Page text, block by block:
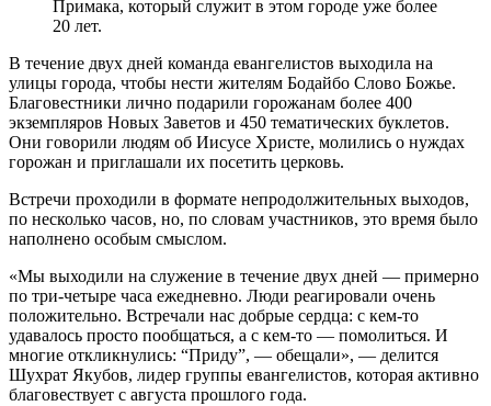
Примака, который служит в этом городе уже более
20 лет.
В течение двух дней команда евангелистов выходила на
улицы города, чтобы нести жителям Бодайбо Слово Божье.
Благовестники лично подарили горожанам более 400
экземпляров Новых Заветов и 450 тематических буклетов.
Они говорили людям об Иисусе Христе, молились о нуждах
горожан и приглашали их посетить церковь.
Встречи проходили в формате непродолжительных выходов,
по несколько часов, но, по словам участников, это время было
наполнено особым смыслом.
«Мы выходили на служение в течение двух дней — примерно
по три-четыре часа ежедневно. Люди реагировали очень
положительно. Встречали нас добрые сердца: с кем-то
удавалось просто пообщаться, а с кем-то — помолиться. И
многие откликнулись: “Приду”, — обещали», — делится
Шухрат Якубов, лидер группы евангелистов, которая активно
благовествует с августа прошлого года.